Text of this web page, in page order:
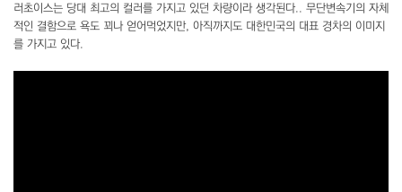
러초이스는 당대 최고의 컬러를 가지고 있던 차량이라 생각된다.. 무단변속기의 자체
적인 결함으로 욕도 꾀나 얻어먹었지만, 아직까지도 대한민국의 대표 경차의 이미지
를 가지고 있다.